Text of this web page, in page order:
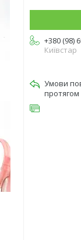
+380 (98)
Київстар
протягом